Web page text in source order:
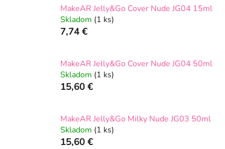
MakeAR Jelly&Go Cover Nude JG04 15ml
Skladom (1 ks)
7,74 €
MakeAR Jelly&Go Cover Nude JG04 50ml
Skladom (1 ks)
15,60 €
MakeAR Jelly&Go Milky Nude JG03 50ml
Skladom (1 ks)
15,60 €